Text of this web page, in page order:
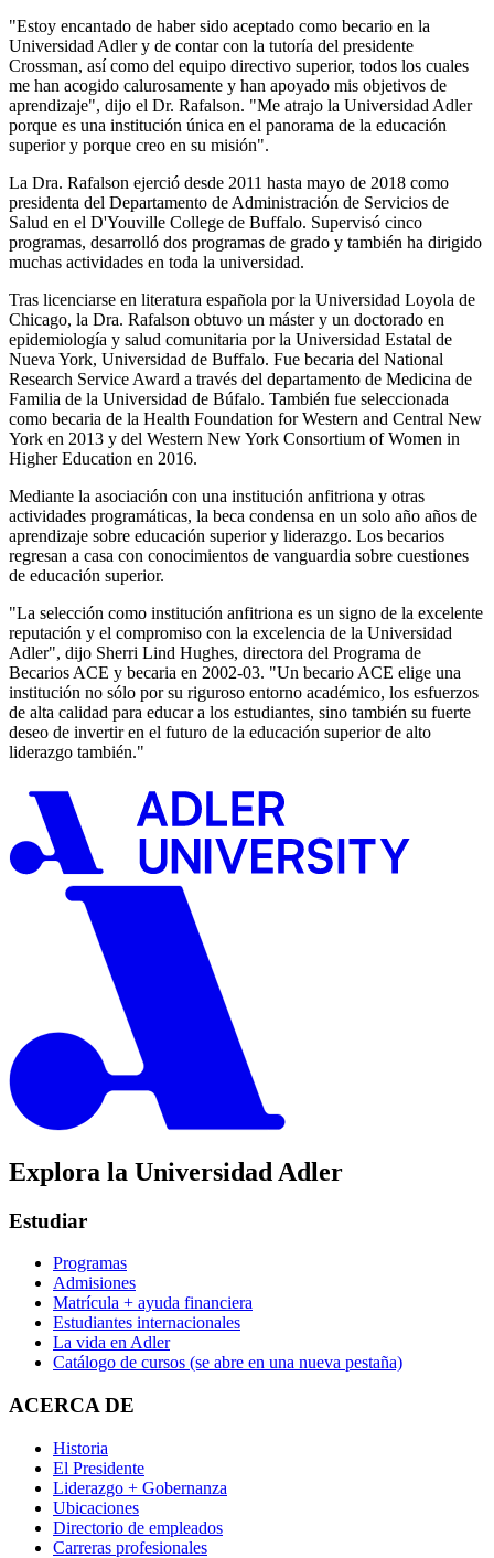
"Estoy encantado de haber sido aceptado como becario en la
Universidad Adler y de contar con la tutoría del presidente
Crossman, así como del equipo directivo superior, todos los cuales
me han acogido calurosamente y han apoyado mis objetivos de
aprendizaje", dijo el Dr. Rafalson. "Me atrajo la Universidad Adler
porque es una institución única en el panorama de la educación
superior y porque creo en su misión".
La Dra. Rafalson ejerció desde 2011 hasta mayo de 2018 como
presidenta del Departamento de Administración de Servicios de
Salud en el D'Youville College de Buffalo. Supervisó cinco
programas, desarrolló dos programas de grado y también ha dirigido
muchas actividades en toda la universidad.
Tras licenciarse en literatura española por la Universidad Loyola de
Chicago, la Dra. Rafalson obtuvo un máster y un doctorado en
epidemiología y salud comunitaria por la Universidad Estatal de
Nueva York, Universidad de Buffalo. Fue becaria del National
Research Service Award a través del departamento de Medicina de
Familia de la Universidad de Búfalo. También fue seleccionada
como becaria de la Health Foundation for Western and Central New
York en 2013 y del Western New York Consortium of Women in
Higher Education en 2016.
Mediante la asociación con una institución anfitriona y otras
actividades programáticas, la beca condensa en un solo año años de
aprendizaje sobre educación superior y liderazgo. Los becarios
regresan a casa con conocimientos de vanguardia sobre cuestiones
de educación superior.
"La selección como institución anfitriona es un signo de la excelente
reputación y el compromiso con la excelencia de la Universidad
Adler", dijo Sherri Lind Hughes, directora del Programa de
Becarios ACE y becaria en 2002-03. "Un becario ACE elige una
institución no sólo por su riguroso entorno académico, los esfuerzos
de alta calidad para educar a los estudiantes, sino también su fuerte
deseo de invertir en el futuro de la educación superior de alto
liderazgo también."
Explora la Universidad Adler
Estudiar
Programas
Admisiones
Matrícula + ayuda financiera
Estudiantes internacionales
La vida en Adler
Catálogo de cursos (se abre en una nueva pestaña)
ACERCA DE
Historia
El Presidente
Liderazgo + Gobernanza
Ubicaciones
Directorio de empleados
Carreras profesionales